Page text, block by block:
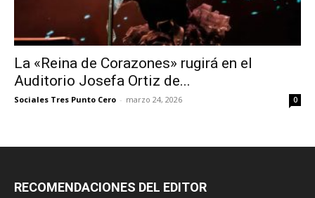
La «Reina de Corazones» rugirá en el
Auditorio Josefa Ortiz de...
Sociales Tres Punto Cero - marzo 24, 2026 0
RECOMENDACIONES DEL EDITOR